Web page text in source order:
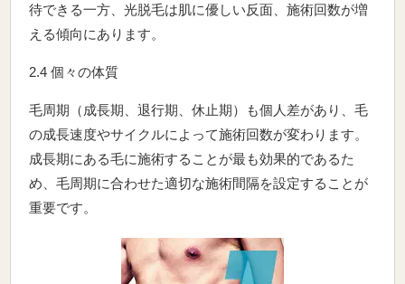
待できる一方、光脱毛は肌に優しい反面、施術回数が増
える傾向にあります。
2.4 個々の体質
毛周期（成長期、退行期、休止期）も個人差があり、毛
の成長速度やサイクルによって施術回数が変わります。
成長期にある毛に施術することが最も効果的であるた
め、毛周期に合わせた適切な施術間隔を設定することが
重要です。